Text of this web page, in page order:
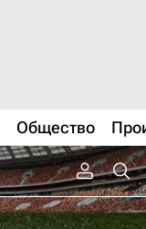
Общество